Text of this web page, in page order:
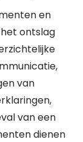
en
ontslag
van
van een
dienen